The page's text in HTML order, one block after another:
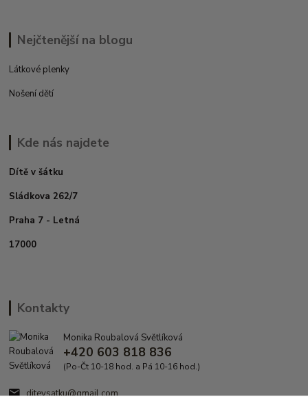
Nejčtenější na blogu
Látkové plenky
Nošení dětí
Kde nás najdete
Dítě v šátku
Sládkova 262/7
Praha 7 - Letná
17000
Kontakty
Monika Roubalová Světlíková
+420 603 818 836
(Po-Čt 10-18 hod. a Pá 10-16 hod.)
ditevsatku@gmail.com